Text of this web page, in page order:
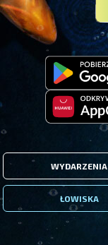
WYDARZENIA
ŁOWISKA